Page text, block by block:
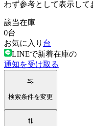
わず参考として表示して
該当在庫
0台
お気に入り 台
LINEで新着在庫の
通知を受け取る
検索条件を変更